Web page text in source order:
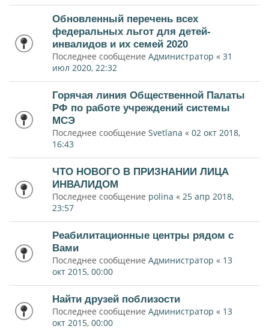
Обновленный перечень всех
федеральных льгот для детей-
инвалидов и их семей 2020
Последнее сообщение Администратор « 31
июл 2020, 22:32
Горячая линия Общественной Палаты
РФ по работе учреждений системы
МСЭ
Последнее сообщение Svetlana « 02 окт 2018,
16:43
ЧТО НОВОГО В ПРИЗНАНИИ ЛИЦА
ИНВАЛИДОМ
Последнее сообщение polina « 25 апр 2018,
23:57
Реабилитационные центры рядом с
Вами
Последнее сообщение Администратор « 13
окт 2015, 00:00
Найти друзей поблизости
Последнее сообщение Администратор « 13
окт 2015, 00:00